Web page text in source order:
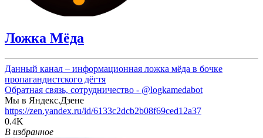
Ложка Мёда
Данный канал – информационная ложка мёда в бочке
пропагандистского дёгтя
Обратная связь, сотрудничество - @logkamedabot
Мы в Яндекс.Дзене
https://zen.yandex.ru/id/6133c2dcb2b08f69ced12a37
0.4K
В избранное